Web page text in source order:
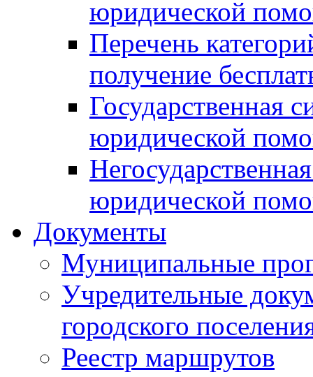
юридической
Перечень
получение
Государственная
юридической
юридической
Документы
Муниципальные
Учредительные
городского
Реестр маршрутов